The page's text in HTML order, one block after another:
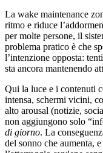
La wake maintenance
ritmo e riduce
per molte persone, il
problema pratico è che
l’intenzione opposta:
sta ancora mantenendo
Qui la luce e i contenuti
intensa, schermi vicini,
alto arousal (notizie,
non aggiungono solo
di giorno. La
del sonno che aumenta,